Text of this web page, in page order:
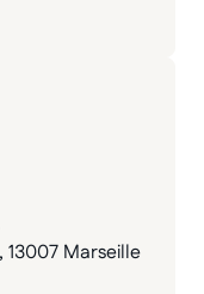
13007 Marseille